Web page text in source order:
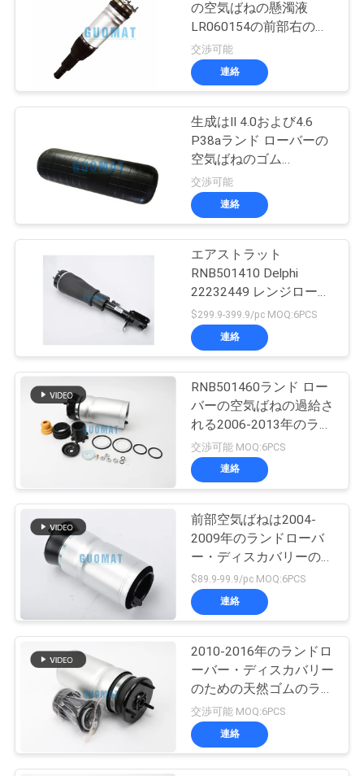
理
に
な
用
求
し
な
メルセデスは懸濁
液を乾燥します
126
BMW の空気懸濁液
の部品
Audi の空気懸濁液
の部品
ランド ローバーの
空気ばね
の空気ばねの懸濁液
LR060154の前部右の位
置
交渉可能
連絡
生成はII 4.0および4.6
P38aランド ローバーの
空気ばねのゴム
REB101740前部をどな
ります
交渉可能
連絡
エアストラット
RNB501410 Delphi
22232449 レンジローバ
ー L322 フロント右用エ
アスプリングバッグ
$299.9-399.9/pc MOQ:6PCS
連絡
RNB501460ランド ロー
バーの空気ばねの過給さ
れる2006-2013年のラン
ドローバー・レンジロー
バースポーツL320のシ
ャーシIncl
交渉可能 MOQ:6PCS
連絡
前部空気ばねは2004-
2009年のランドローバ
ー・ディスカバリーのた
めの懸濁液を3 LR
016403袋に入れる
$89.9-99.9/pc MOQ:6PCS
連絡
2010-2016年のランドロ
ーバー・ディスカバリー
のための天然ゴムのラン
ド ローバーの空気ばね
RNB501250 LR4 L319
交渉可能 MOQ:6PCS
連絡